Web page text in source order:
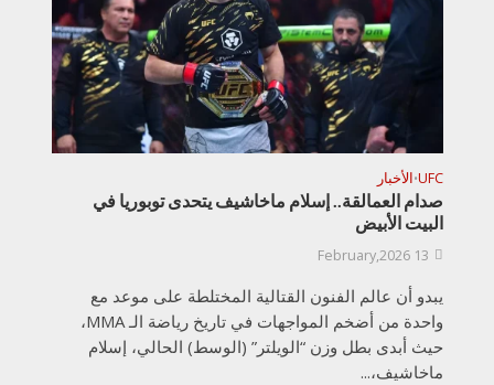
UFC
•الأخبار
صدام العمالقة.. إسلام ماخاشيف يتحدى توبوريا في
البيت الأبيض
13 February,2026
يبدو أن عالم الفنون القتالية المختلطة على موعد مع
واحدة من أضخم المواجهات في تاريخ رياضة الـ MMA،
حيث أبدى بطل وزن “الويلتر” (الوسط) الحالي، إسلام
ماخاشيف،...